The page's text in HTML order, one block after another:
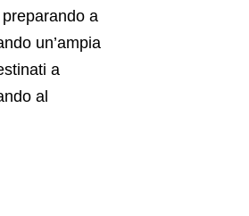
a
un’ampia
a
al